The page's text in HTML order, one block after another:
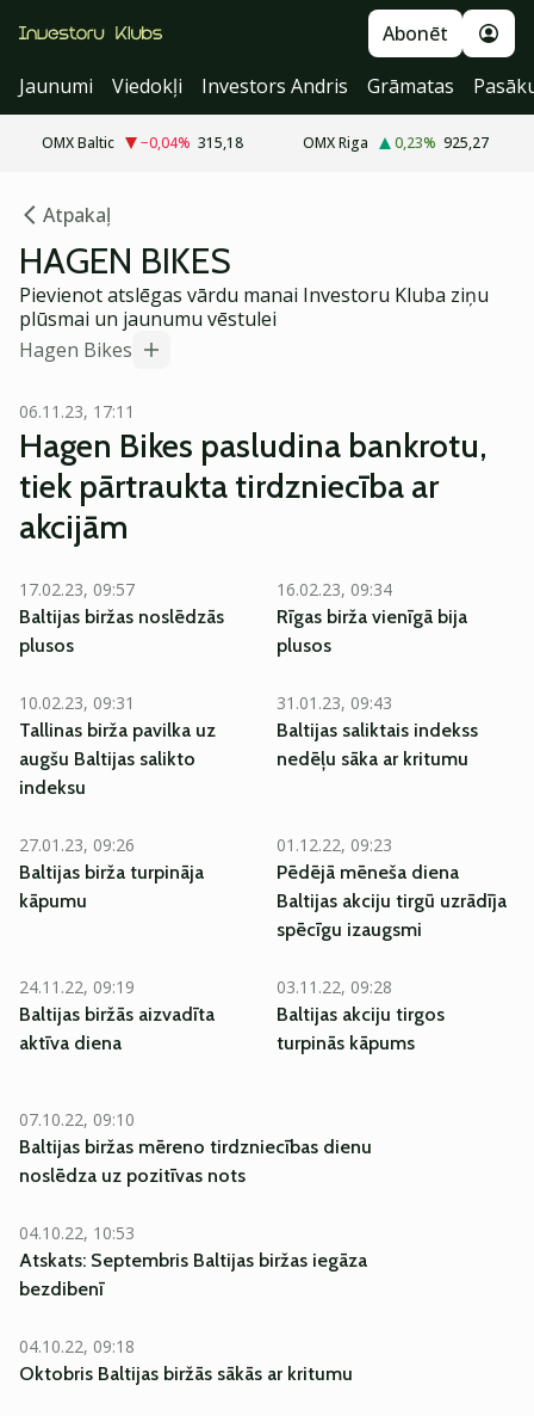
Abonēt
Jaunumi
Viedokļi Investors Andris Grāmatas
OMX Baltic −0,04% 315,18 OMX Riga 0,23% 925,27
Atpakaļ
HAGEN BIKES
Pievienot atslēgas vārdu manai Investoru Kluba ziņu
plūsmai un jaunumu vēstulei
Hagen Bikes
06.11.23, 17:11
Hagen Bikes pasludina bankrotu,
tiek pārtraukta tirdzniecība ar
akcijām
17.02.23, 09:57
Baltijas biržas noslēdzās
plusos
16.02.23, 09:34
Rīgas birža vienīgā bija
plusos
10.02.23, 09:31
Tallinas birža pavilka uz
augšu Baltijas salikto
indeksu
31.01.23, 09:43
Baltijas saliktais indekss
nedēļu sāka ar kritumu
27.01.23, 09:26
Baltijas birža turpināja
kāpumu
01.12.22, 09:23
Pēdējā mēneša diena
Baltijas akciju tirgū uzrādīja
spēcīgu izaugsmi
24.11.22, 09:19
Baltijas biržās aizvadīta
aktīva diena
03.11.22, 09:28
Baltijas akciju tirgos
turpinās kāpums
07.10.22, 09:10
Baltijas biržas mēreno tirdzniecības dienu
noslēdza uz pozitīvas nots
04.10.22, 10:53
Atskats: Septembris Baltijas biržas iegāza
bezdibenī
04.10.22, 09:18
Oktobris Baltijas biržās sākās ar kritumu